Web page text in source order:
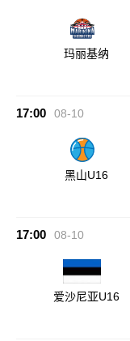
玛丽基纳
17:00 08-10
黑山U16
17:00 08-10
爱沙尼亚U16